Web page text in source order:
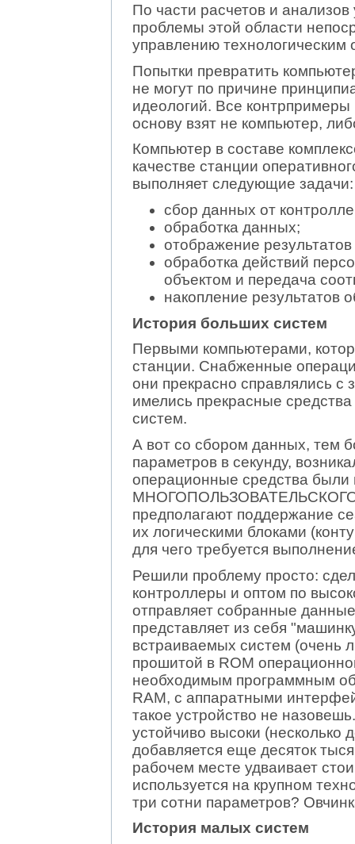
По части расчетов и
проблемы этой области
управлению технологическим
Попытки превратить
не могут по причине
идеологий. Все
основу взят не компьютер,
Компьютер в составе
качестве станции
выполняет следующие задачи:
сбор данных от
обработка данных;
отображение
обработка действий
объектом и передача
накопление результатов
История больших систем
Первыми компьютерами,
станции. Снабженные
они прекрасно справлялись
имелись прекрасные
систем.
А вот со сбором данных, тем
параметров в секунду,
операционные средства были
МНОГОПОЛЬЗОВАТЕЛЬСКОГО
предполагают поддержание
их логическими блоками
для чего требуется
Решили проблему просто:
контроллеры и оптом по
отправляет собранные
представляет из себя
встраиваемых систем (очень
прошитой в ROM
необходимым программным
RAM, с аппаратными
такое устройство не
устойчиво высоки (несколько
добавляется еще десяток
рабочем месте удваивает
используется на крупном
три сотни параметров?
История малых систем